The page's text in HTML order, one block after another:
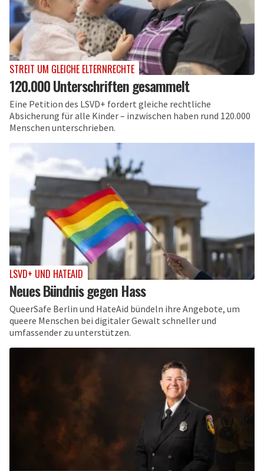
STREIT UM GLEICHE ELTERNRECHTE
120.000 Unterschriften gesammelt
Eine Petition des LSVD+ fordert gleiche rechtliche
Absicherung für alle Kinder – inzwischen haben rund 120.000
Menschen unterschrieben.
LSVD+ UND HATEAID
Neues Bündnis gegen Hass
QueerSafe Berlin und HateAid bündeln ihre Angebote, um
queere Menschen bei digitaler Gewalt schneller und
umfassender zu unterstützen.